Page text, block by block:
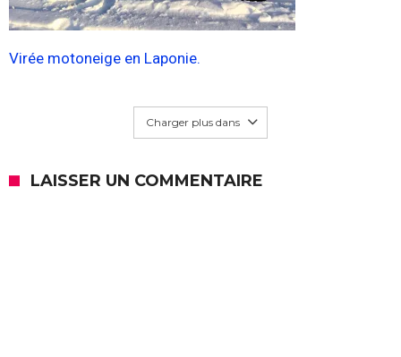
Virée motoneige en Laponie.
Charger plus dans
LAISSER UN COMMENTAIRE